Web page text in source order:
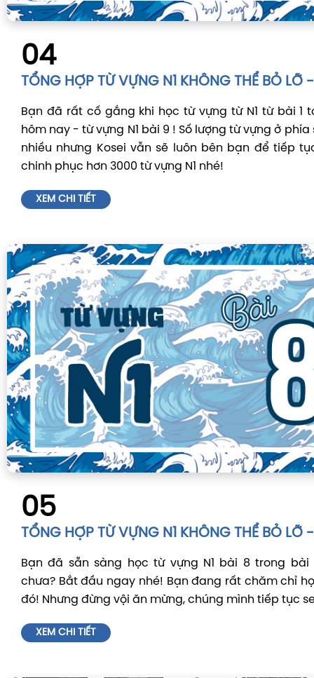
04
TỔNG HỢP TỪ VỰNG N1 KHÔNG THỂ BỎ LỠ
Bạn đã rất cố gắng khi học từ vựng từ N1 từ bài 1
hôm nay - từ vựng N1 bài 9 ! Số lượng từ vựng ở
nhiều nhưng Kosei vẫn sẽ luôn bên bạn để tiếp
chinh phục hơn 3000 từ vựng N1 nhé!
XEM CHI TIẾT
05
TỔNG HỢP TỪ VỰNG N1 KHÔNG THỂ BỎ LỠ
Bạn đã sẵn sàng học từ vựng N1 bài 8 trong
chưa? Bắt đầu ngay nhé! Bạn đang rất chăm chỉ
đó! Nhưng đừng vội ăn mừng, chúng mình tiếp tục
XEM CHI TIẾT